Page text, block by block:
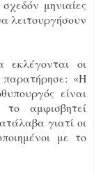
μηνιαίες
λειτουργήσουν
οι
«Η
είναι
το αμφισβητεί
γιατί οι
με το